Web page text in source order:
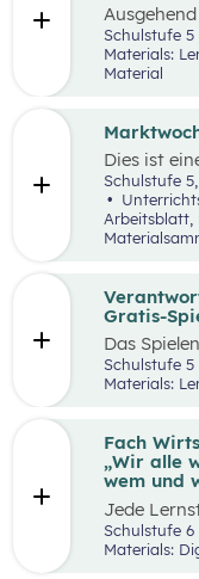
befriedige
Schulstufe 5
Materials:
Material
Gratis-
Das
und
Spielen
und
Schulstufe 5
Materials:
Fach
„Wir alle
wem und
Jede
welches
jeweilige
dem
Schulstufe 6
Materials:
Dies ist
Einstieg
überZiele
Thinking-
Markt-Tag
Erlebnis
sind
Arbeitsblatt,